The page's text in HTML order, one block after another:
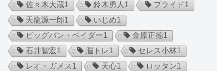
佐々木大蔵1 鈴木勇人 1 プライド1
天龍源一郎1 いじめ1
ビッグバン・ベイダー1 金原正徳1
石井智宏1 脳トレ1 セレス小林1
レオ・ガメス1 天心1 ロッタン1